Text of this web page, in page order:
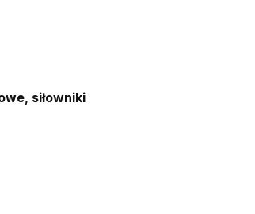
siłowniki